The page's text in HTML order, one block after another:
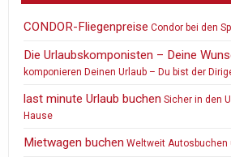
CONDOR-Fliegenpreise Condor bei den
Die Urlaubskomponisten – Deine
komponieren Deinen Urlaub – Du bist der
last minute Urlaub buchen Sicher in den
Hause
Mietwagen buchen Weltweit Autosbuchen